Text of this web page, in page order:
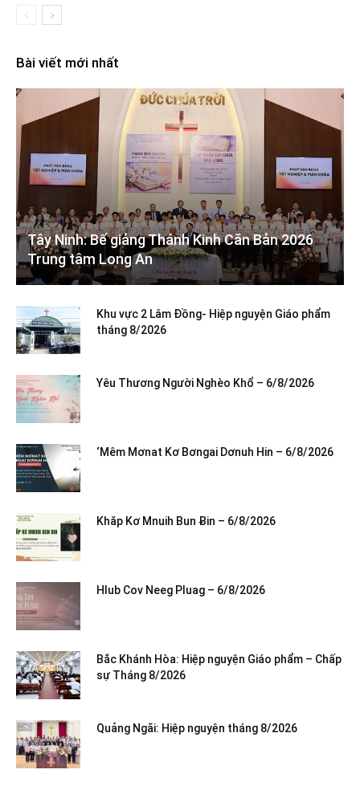
Bài viết mới nhất
Tây Ninh: Bế giảng Thánh Kinh Căn Bản 2026
Trung tâm Long An
Khu vực 2 Lâm Đồng- Hiệp nguyện Giáo phẩm
tháng 8/2026
Yêu Thương Người Nghèo Khổ – 6/8/2026
‘Mêm Mơnat Kơ Bơngai Dơnuh Hin – 6/8/2026
Khăp Kơ Mnuih Bun Ƀin – 6/8/2026
Hlub Cov Neeg Pluag – 6/8/2026
Bắc Khánh Hòa: Hiệp nguyện Giáo phẩm – Chấp
sự Tháng 8/2026
Quảng Ngãi: Hiệp nguyện tháng 8/2026